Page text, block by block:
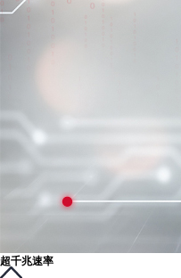
超千兆速率